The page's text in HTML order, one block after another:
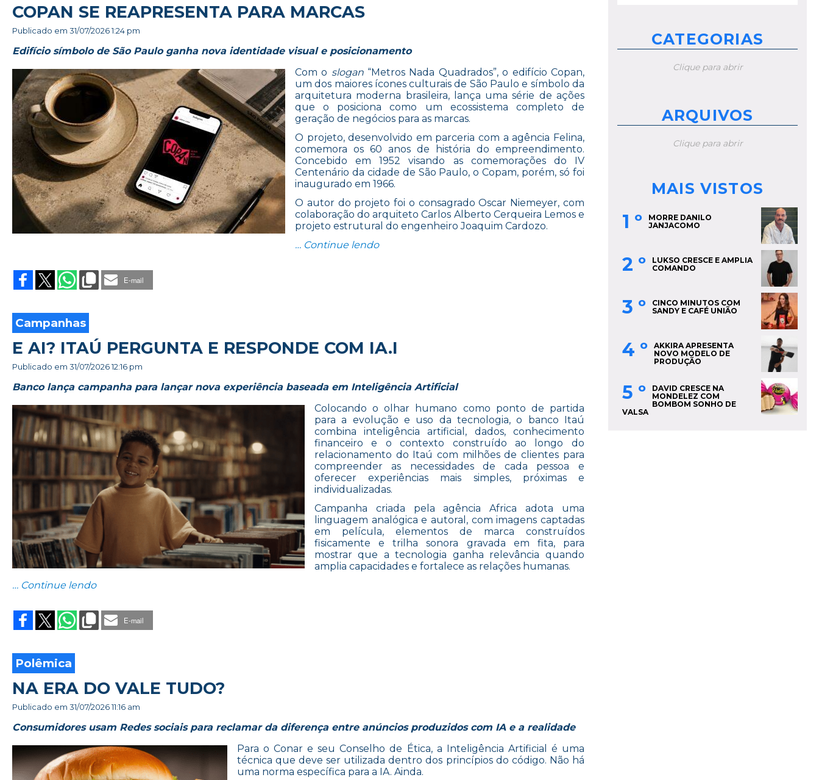
COPAN SE REAPRESENTA PARA MARCAS
Publicado em 31/07/2026 1:24 pm
Edifício símbolo de São Paulo ganha nova identidade visual e posicionamento
Com o slogan“Metros Nada Quadrados”, o edifício Copan,
um dos maiores ícones culturais de São Paulo e símbolo da
arquitetura moderna brasileira, lança uma série de ações
que o posiciona como um ecossistema completo de
geração de negócios para as marcas.
O projeto, desenvolvido em parceria com a agência Felina,
comemora os 60 anos de história do empreendimento.
Concebido em 1952 visando as comemorações do IV
Centenário da cidade de São Paulo, o Copam, porém, só foi
inaugurado em 1966.
O autor do projeto foi o consagrado Oscar Niemeyer, com
colaboração do arquiteto Carlos Alberto Cerqueira Lemos e
projeto estrutural do engenheiro Joaquim Cardozo.
… Continue lendo“COPAN SE REAPRESENTA PARA MARCAS”
E-mail
Campanhas
E AI? ITAÚ PERGUNTA E RESPONDE COM IA.I
Publicado em 31/07/2026 12:16 pm
Banco lança campanha para lançar nova experiência baseada em Inteligência Artificial
Colocando o olhar humano como ponto de partida
para a evolução e uso da tecnologia, o banco Itaú
combina inteligência artificial, dados, conhecimento
financeiro e o contexto construído ao longo do
relacionamento do Itaú com milhões de clientes para
compreender as necessidades de cada pessoa e
oferecer experiências mais simples, próximas e
individualizadas.
Campanha criada pela agência Africa adota uma
linguagem analógica e autoral, com imagens captadas
em película, elementos de marca construídos
fisicamente e trilha sonora gravada em fita, para
mostrar que a tecnologia ganha relevância quando
amplia capacidades e fortalece as relações humanas.
… Continue lendo“E AI? ITAÚ PERGUNTA E RESPONDE COM IA.I”
E-mail
Polêmica
NA ERA DO VALE TUDO?
Publicado em 31/07/2026 11:16 am
Consumidores usam Redes sociais para reclamar da diferença entre anúncios produzidos com IA e a realidade
Para o Conar e seu Conselho de Ética, a Inteligência Artificial é uma
técnica que deve ser utilizada dentro dos princípios do código. Não há
uma norma específica para a IA. Ainda.
CATEGORIAS
Clique para abrir
ARQUIVOS
Clique para abrir
MAIS VISTOS
1 º
MORRE DANILO
JANJACOMO
2 º
LUKSO CRESCE E AMPLIA
COMANDO
3 º
CINCO MINUTOS COM
SANDY E CAFÉ UNIÃO
4 º
AKKIRA APRESENTA
NOVO MODELO DE
PRODUÇÃO
5 º
DAVID CRESCE NA
MONDELEZ COM
BOMBOM SONHO DE
VALSA